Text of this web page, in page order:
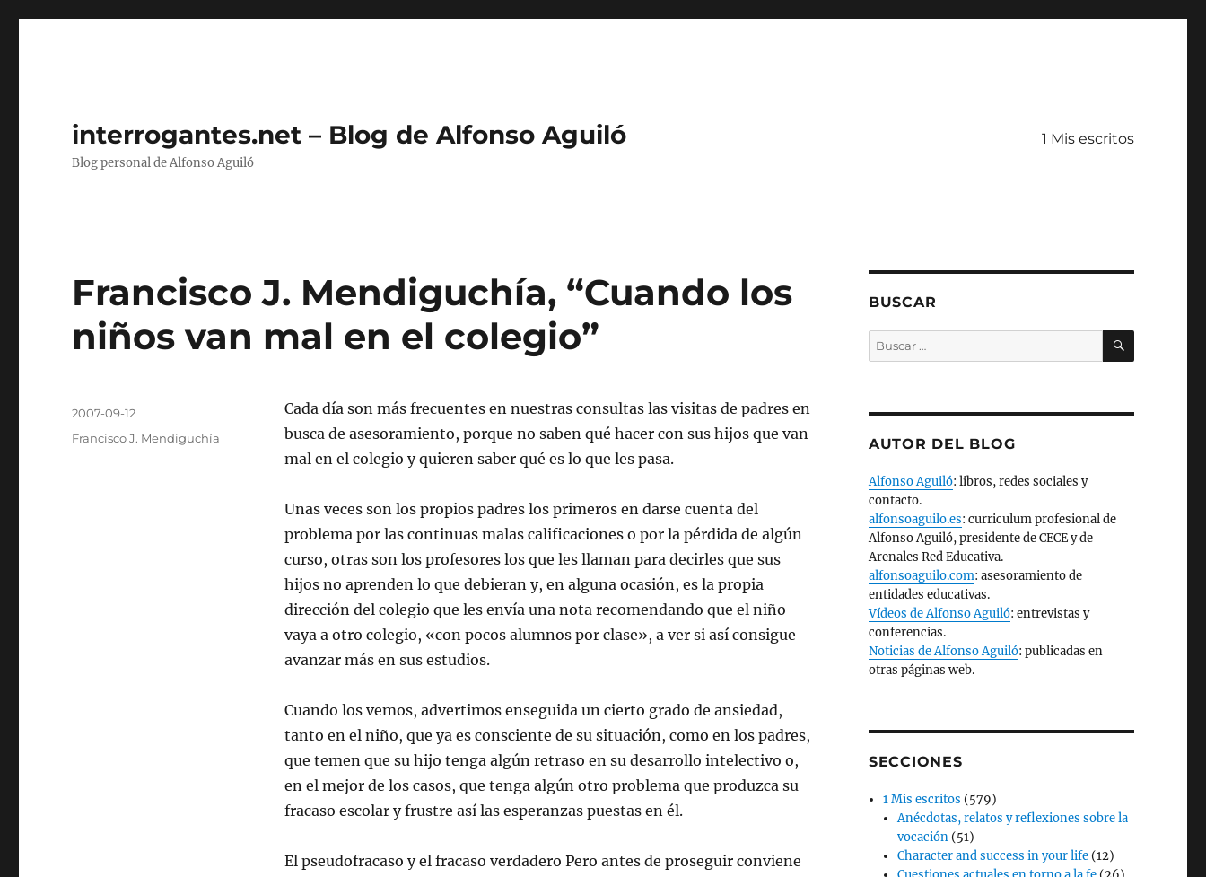
interrogantes.net – Blog de Alfonso Aguiló
Blog personal de Alfonso Aguiló
1 Mis escritos
Francisco J. Mendiguchía, “Cuando los
niños van mal en el colegio”
Cada día son más frecuentes en nuestras consultas las visitas de padres en
busca de asesoramiento, porque no saben qué hacer con sus hijos que van
mal en el colegio y quieren saber qué es lo que les pasa.
Unas veces son los propios padres los primeros en darse cuenta del
problema por las continuas malas calificaciones o por la pérdida de algún
curso, otras son los profesores los que les llaman para decirles que sus
hijos no aprenden lo que debieran y, en alguna ocasión, es la propia
dirección del colegio que les envía una nota recomendando que el niño
vaya a otro colegio, «con pocos alumnos por clase», a ver si así consigue
avanzar más en sus estudios.
Cuando los vemos, advertimos enseguida un cierto grado de ansiedad,
tanto en el niño, que ya es consciente de su situación, como en los padres,
que temen que su hijo tenga algún retraso en su desarrollo intelectivo o,
en el mejor de los casos, que tenga algún otro problema que produzca su
fracaso escolar y frustre así las esperanzas puestas en él.
El pseudofracaso y el fracaso verdadero Pero antes de proseguir conviene
Publicado
2007-09-12
Categorías
Francisco J. Mendiguchía
BUSCAR
Buscar
por:
BUSCAR
AUTOR DEL BLOG
Alfonso Aguiló: libros, redes sociales y
contacto.
alfonsoaguilo.es: curriculum profesional de
Alfonso Aguiló, presidente de CECE y de
Arenales Red Educativa.
alfonsoaguilo.com: asesoramiento de
entidades educativas.
Vídeos de Alfonso Aguiló: entrevistas y
conferencias.
Noticias de Alfonso Aguiló: publicadas en
otras páginas web.
SECCIONES
1 Mis escritos (579)
Anécdotas, relatos y reflexiones sobre la
vocación (51)
Character and success in your life (12)